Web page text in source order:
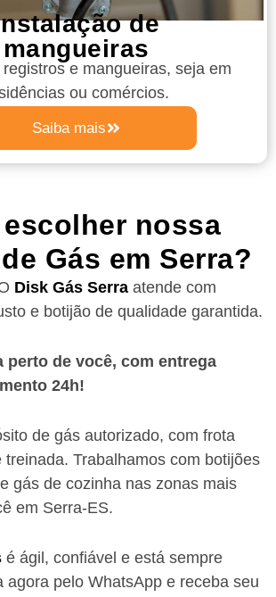
de
mangueiras
e mangueiras, seja em
ou comércios.
Saiba mais
nossa
Gás em Serra?
Disk Gás Serra atende com
e botijão de qualidade garantida.
perto de você, com entrega
24h!
de gás autorizado, com frota
treinada. Trabalhamos com botijões
gás de cozinha nas zonas mais
em Serra-ES.
é ágil, confiável e está sempre
agora pelo WhatsApp e receba seu